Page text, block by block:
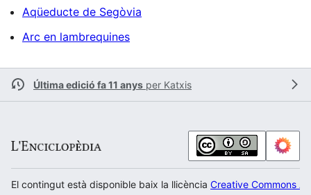
Aqüeducte de Segòvia
Arc en lambrequines
Última edició fa 11 anys per Katxis
El contingut està disponible baix la llicència Creative Commons